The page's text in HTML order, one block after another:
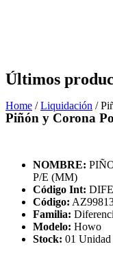
Últimos
Home /Liquidación /
Piñón y Corona
NOMBRE:
P/E (MM)
Código Int:
Código:
Familia:
Modelo: Howo
Stock: 01 Unidad